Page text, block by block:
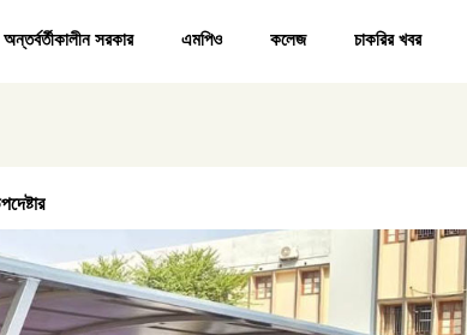
অন্তর্বর্তীকালীন সরকার এমপিও কলেজ চাকরির খবর